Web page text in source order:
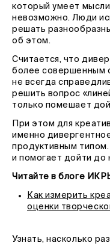
который умеет
невозможно. Люди
решать
об этом.
Считается, что
более совершенным
не всегда
решить вопрос
только помешает
При этом для
именно
продуктивным
и помогает дойти до
Читайте в блоге
Как измерить
оценки
Узнать, насколько